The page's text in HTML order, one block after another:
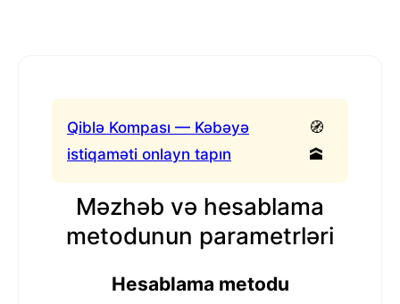
Qiblə Kompası — Kəbəyə
istiqaməti onlayn tapın
🧭
🕋
Məzhəb və hesablama
metodunun parametrləri
Hesablama metodu